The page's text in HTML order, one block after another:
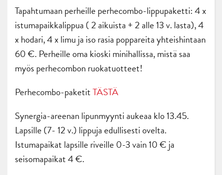
Tapahtumaan perheille perhecombo-lippupaketti: 4 x
istumapaikkalippua ( 2 aikuista + 2 alle 13 v. lasta), 4
x hodari, 4 x limu ja iso rasia poppareita yhteishintaan
60 €. Perheille oma kioski minihallissa, mistä saa
myös perhecombon ruokatuotteet!
Perhecombo-paketitTÄSTÄ
Synergia-areenan lipunmyynti aukeaa klo 13.45.
Lapsille (7- 12 v.) lippuja edullisesti ovelta.
Istumapaikat lapsille riveille 0-3 vain 10 € ja
seisomapaikat 4 €.